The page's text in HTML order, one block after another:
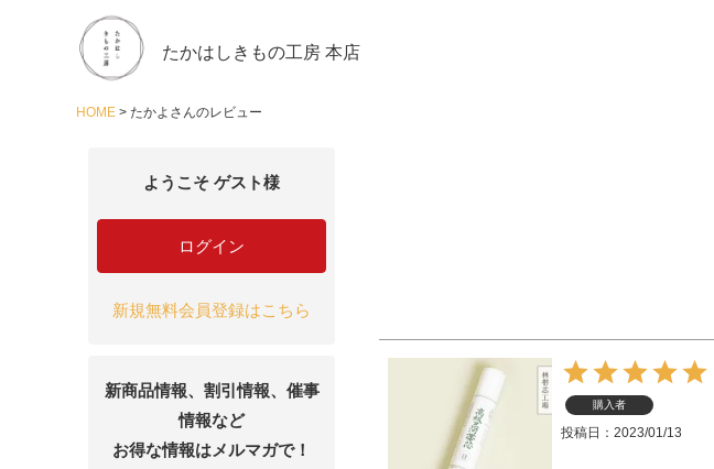
たかはしきもの工房 本店
HOME たかよさんのレビュー
ようこそ ゲスト様
ログイン
新規無料会員登録はこちら
新商品情報、割引情報、催事
情報など
お得な情報はメルマガで！
購入者
投稿日 2023/01/13